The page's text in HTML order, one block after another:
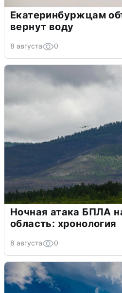
Екатеринбуржцам
вернут воду
8 августа 0
Ночная атака БПЛА
область: хронология
8 августа 0